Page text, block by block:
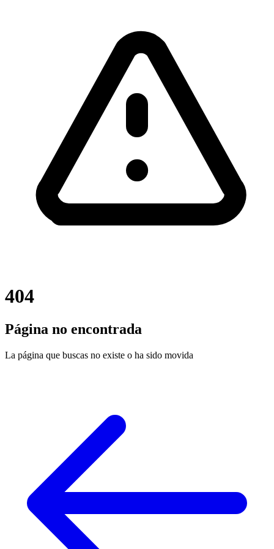
404
Página no encontrada
La página que buscas no existe o ha sido movida